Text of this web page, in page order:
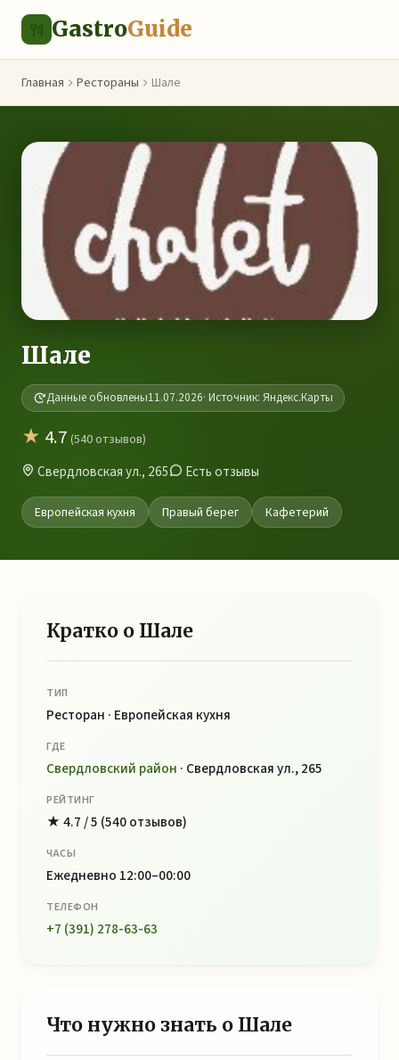
GastroGuide
Главная Рестораны Шале
Шале
Данные обновлены11.07.2026· Источник: Яндекс.Карты
★ 4.7(540 отзывов)
Свердловская ул., 265 Есть отзывы
Европейская кухня Правый берег Кафетерий
Кратко о Шале
ТИП
Ресторан · Европейская кухня
ГДЕ
Свердловский район · Свердловская ул., 265
РЕЙТИНГ
★ 4.7 / 5 (540 отзывов)
ЧАСЫ
Ежедневно 12:00–00:00
ТЕЛЕФОН
+7 (391) 278-63-63
Что нужно знать о Шале